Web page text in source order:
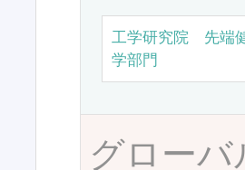
工学研究院 先端
学部門
グロー